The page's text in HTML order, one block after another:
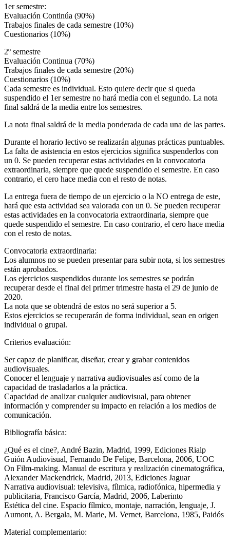
1er semestre:
Evaluación Continúa (90%)
Trabajos finales de cada semestre (10%)
Cuestionarios (10%)
2º semestre
Evaluación Continua (70%)
Trabajos finales de cada semestre (20%)
Cuestionarios (10%)
Cada semestre es individual. Esto quiere decir que si queda
suspendido el 1er semestre no hará media con el segundo. La nota
final saldrá de la media entre los semestres.
La nota final saldrá de la media ponderada de cada una de las partes.
Durante el horario lectivo se realizarán algunas prácticas puntuables.
La falta de asistencia en estos ejercicios significa suspenderlos con
un 0. Se pueden recuperar estas actividades en la convocatoria
extraordinaria, siempre que quede suspendido el semestre. En caso
contrario, el cero hace media con el resto de notas.
La entrega fuera de tiempo de un ejercicio o la NO entrega de este,
hará que esta actividad sea valorada con un 0. Se pueden recuperar
estas actividades en la convocatoria extraordinaria, siempre que
quede suspendido el semestre. En caso contrario, el cero hace media
con el resto de notas.
Convocatoria extraordinaria:
Los alumnos no se pueden presentar para subir nota, si los semestres
están aprobados.
Los ejercicios suspendidos durante los semestres se podrán
recuperar desde el final del primer trimestre hasta el 29 de junio de
2020.
La nota que se obtendrá de estos no será superior a 5.
Estos ejercicios se recuperarán de forma individual, sean en origen
individual o grupal.
Criterios evaluación:
Ser capaz de planificar, diseñar, crear y grabar contenidos
audiovisuales.
Conocer el lenguaje y narrativa audiovisuales así como de la
capacidad de trasladarlos a la práctica.
Capacidad de analizar cualquier audiovisual, para obtener
información y comprender su impacto en relación a los medios de
comunicación.
Bibliografía básica:
¿Qué es el cine?, André Bazin, Madrid, 1999, Ediciones Rialp
Guión Audiovisual, Fernando De Felipe, Barcelona, 2006, UOC
On Film-making. Manual de escritura y realización cinematográfica,
Alexander Mackendrick, Madrid, 2013, Ediciones Jaguar
Narrativa audiovisual: televisiva, fílmica, radiofónica, hipermedia y
publicitaria, Francisco García, Madrid, 2006, Laberinto
Estética del cine. Espacio fílmico, montaje, narración, lenguaje, J.
Aumont, A. Bergala, M. Marie, M. Vernet, Barcelona, 1985, Paidós
Material complementario: